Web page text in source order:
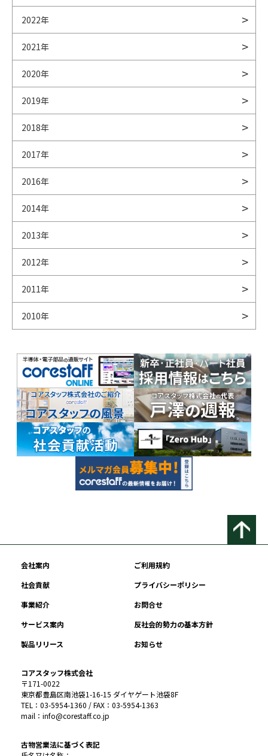
2022年
2021年
2020年
2019年
2018年
2017年
2016年
2014年
2013年
2012年
2011年
2010年
会社案内
ご利用規約
社会貢献
プライバシーポリシー
事業紹介
お問合せ
サービス案内
反社会的勢力の基本方針
製品リリース
お知らせ
コアスタッフ株式会社
〒171-0022
東京都豊島区南池袋1-16-15 ダイヤゲート池袋8F
TEL：03-5954-1360 / FAX：03-5954-1363
mail：info@corestaff.co.jp
古物営業法に基づく表記